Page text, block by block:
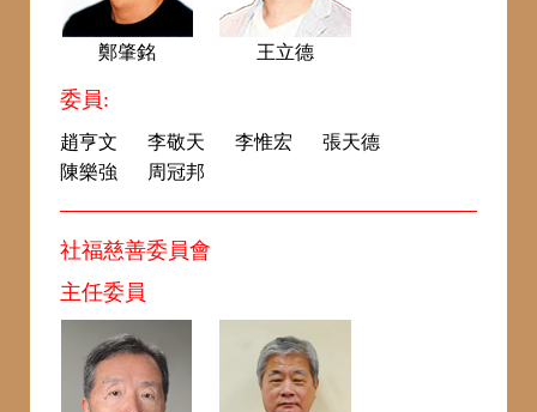
鄭肇銘 王立德
委員:
趙亨文 李敬天 李惟宏
張天德
陳樂強
周冠邦
社福慈善委員會
主任委員